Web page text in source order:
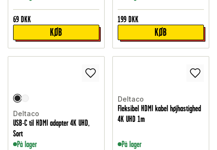
69 DKK
KØB
199 DKK
KØB
Deltaco
USB-C til HDMI adapter 4K UHD,
Sort
På lager
Deltaco
Fleksibel HDMI kabel højhastighed
4K UHD 1m
På lager